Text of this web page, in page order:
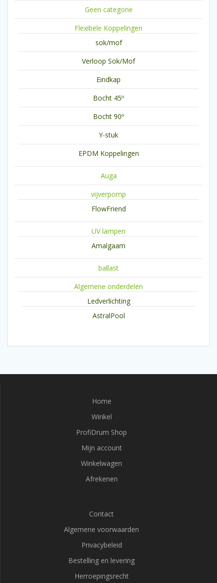
Geen categorie
Flexibele Koppelingen
sok/mof
Verloop Sok/Mof
Eindkap
Bocht 45º
Bocht 90º
Y-stuk
EPDM Koppelingen
Auga
vijverpomp
FlowFriend
UV lampen
Amalgaam
ballast
Algemene onderdelen
Ledverlichting
AstralPool
Home
Winkel
ProfiDrum Shop
Mijn account
Winkelwagen
Afrekenen
Contact
Algemene voorwaarden
Privacybeleid
Bestelling en levering
Herroepingsrecht